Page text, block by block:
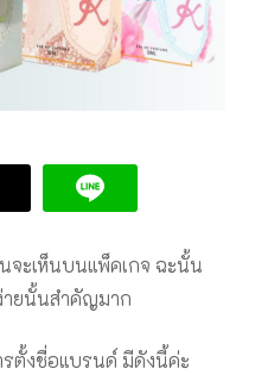
ะเห็นบนแพ็คเกจ ฉะนั้น
ายนั้นสำคัญมาก
ตั้งชื่อแบรนด์ มีดังนี้ค่ะ